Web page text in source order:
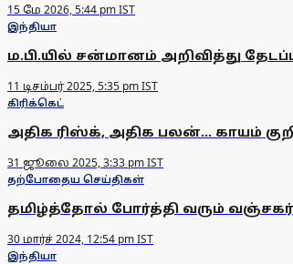
15 மே 2026, 5:44 pm IST
இந்தியா
ம.பி.யில் சன்மானம் அறிவித்து
11 டிசம்பர் 2025, 5:35 pm IST
கிரிக்கெட்
அதிக ரிஸ்க், அதிக பலன்... காயம்
31 ஜூலை 2025, 3:33 pm IST
தற்போதைய செய்திகள்
தமிழ்த்தோல் போர்த்தி வரும் வஞ்சகர்
30 மார்ச் 2024, 12:54 pm IST
இந்தியா